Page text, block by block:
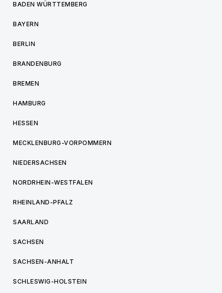
BADEN WÜRTTEMBERG
BAYERN
BERLIN
BRANDENBURG
BREMEN
HAMBURG
HESSEN
MECKLENBURG-VORPOMMERN
NIEDERSACHSEN
NORDRHEIN-WESTFALEN
RHEINLAND-PFALZ
SAARLAND
SACHSEN
SACHSEN-ANHALT
SCHLESWIG-HOLSTEIN